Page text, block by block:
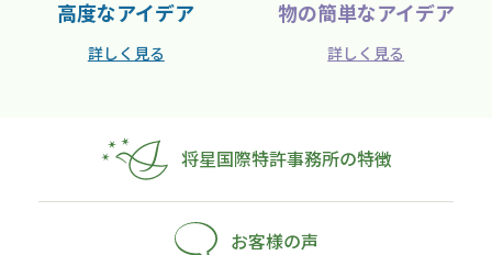
高度なアイデア
詳しく見る
物の簡単なアイデア
詳しく見る
将星国際特許事務所の特徴
お客様の声